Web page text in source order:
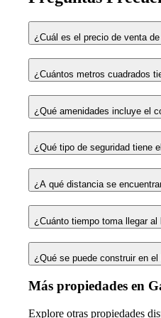
¿Cuál es el precio de venta
¿Cuántos metros cuadrados
¿Qué amenidades incluye el
¿Qué tipo de seguridad tiene
¿A qué distancia se
¿Cuánto tiempo toma llegar
¿Qué se puede construir en
Más propiedades en
Explore otras propiedades